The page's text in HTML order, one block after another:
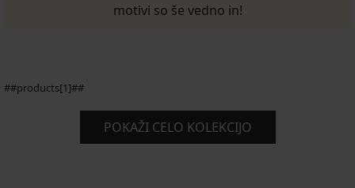
motivi so še vedno in!
##products[1]##
POKAŽI CELO KOLEKCIJO